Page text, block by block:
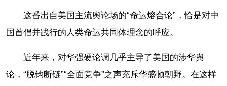
这番出自美国主流舆论场的“命运熔合论”，恰是对中
国首倡并践行的人类命运共同体理念的呼应。
近年来，对华强硬论调几乎主导了美国的涉华舆
论，“脱钩断链”“全面竞争”之声充斥华盛顿朝野。在这样